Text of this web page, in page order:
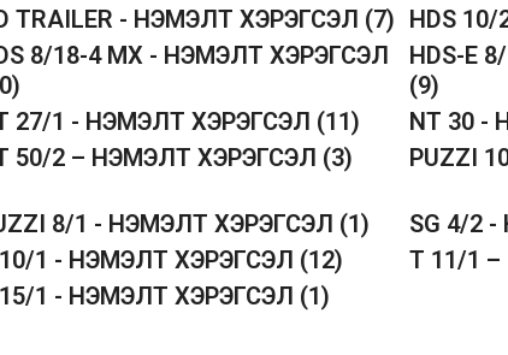
TRAILER - НЭМЭЛТ ХЭРЭГСЭЛ (7) HDS
8/18-4 MX - НЭМЭЛТ ХЭРЭГСЭЛ
HDS-E
(9)
27/1 - НЭМЭЛТ ХЭРЭГСЭЛ (11) NT 30 -
50/2 – НЭМЭЛТ ХЭРЭГСЭЛ (3) PUZZI
8/1 - НЭМЭЛТ ХЭРЭГСЭЛ (1) SG 4/2
1 - НЭМЭЛТ ХЭРЭГСЭЛ (12) T 11/1
1 - НЭМЭЛТ ХЭРЭГСЭЛ (1)